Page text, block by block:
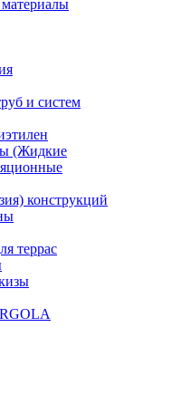
и систем
(Жидкие
конструкций
террас